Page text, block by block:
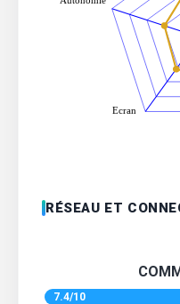
RÉSEAU ET
7.4/10